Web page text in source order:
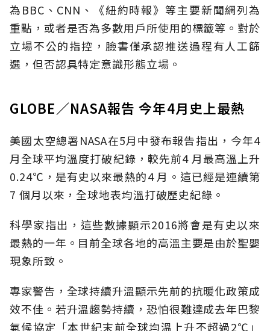
為BBC、CNN、《紐約時報》等主要新聞網列為
重點，或者是否為多數用戶所使用的標籤等。對於
立場不公的指控，臉書僅承認推送過程有人工篩
選，但否認具特定意識形態立場。
GLOBE／NASA報告 今年4月史上最熱
美國太空總署NASA在5月中發布報告指出，今年4
月全球平均溫度打破紀錄，較先前4 月最高溫上升
0.24℃，是有史以來最熱的4 月。這已經是連續第
7 個月以來，全球地表均溫打破歷史紀錄。
科學家指出，這些數據顯示2016將會是有史以來
最熱的一年。目前全球各地的高溫主要是由於聖嬰
現象所致。
專家警告，全球持續升溫顯示先前的抗暖化政策成
效不佳。若升溫趨勢持續，恐怕很難達成去年巴黎
氣候協定「本世紀末前全球均溫上升不超過2℃」